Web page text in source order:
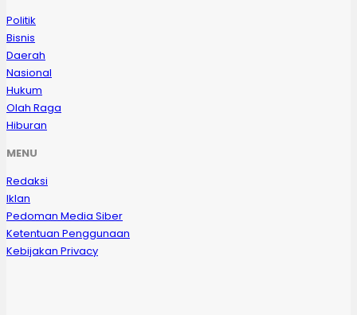
Politik
Bisnis
Daerah
Nasional
Hukum
Olah Raga
Hiburan
MENU
Redaksi
Iklan
Pedoman Media Siber
Ketentuan Penggunaan
Kebijakan Privacy